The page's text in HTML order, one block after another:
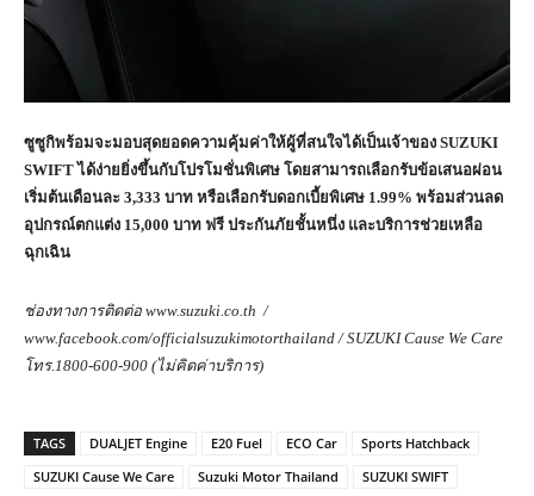
ซูซูกิพร้อมจะมอบสุดยอดความคุ้มค่าให้ผู้ที่สนใจได้เป็นเจ้าของ SUZUKI
SWIFT ได้ง่ายยิ่งขึ้นกับโปรโมชั่นพิเศษ โดยสามารถเลือกรับข้อเสนอผ่อน
เริ่มต้นเดือนละ 3,333 บาท หรือเลือกรับดอกเบี้ยพิเศษ 1.99% พร้อมส่วนลด
อุปกรณ์ตกแต่ง 15,000 บาท ฟรี ประกันภัยชั้นหนึ่ง และบริการช่วยเหลือ
ฉุกเฉิน
ช่องทางการติดต่อ www.suzuki.co.th /
www.facebook.com/officialsuzukimotorthailand / SUZUKI Cause We Care
โทร.1800-600-900 (ไม่คิดค่าบริการ)
TAGS DUALJET Engine E20 Fuel ECO Car
Sports Hatchback
SUZUKI Cause We Care
Suzuki Motor Thailand
SUZUKI SWIFT